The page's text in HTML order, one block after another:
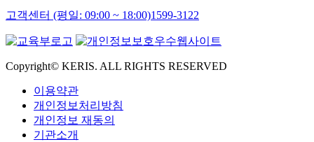
고객센터 (평일: 09:00 ~ 18:00)1599-3122
Copyright© KERIS. ALL RIGHTS RESERVED
이용약관
개인정보처리방침
개인정보 재동의
기관소개